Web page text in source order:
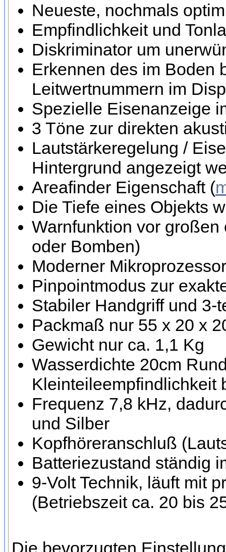
Neueste, nochmals
Empfindlichkeit und
Diskriminator um
Erkennen des im Boden
Leitwertnummern im
Spezielle Eisenanzeige
3 Töne zur direkten
Lautstärkeregelung /
Hintergrund angezeigt
Areafinder Eigenschaft (
Die Tiefe eines Objekts
Warnfunktion vor
oder Bomben)
Moderner
Pinpointmodus zur
Stabiler Handgriff und 3-
Packmaß nur 55 x 20 x
Gewicht nur ca. 1,1 Kg
Wasserdichte 20cm
Kleinteileempfindlichkeit
Frequenz 7,8 kHz,
und Silber
Kopfhöreranschluß
Batteriezustand ständig
9-Volt Technik, läuft mit
(Betriebszeit ca. 20 bis
Die bevorzugten